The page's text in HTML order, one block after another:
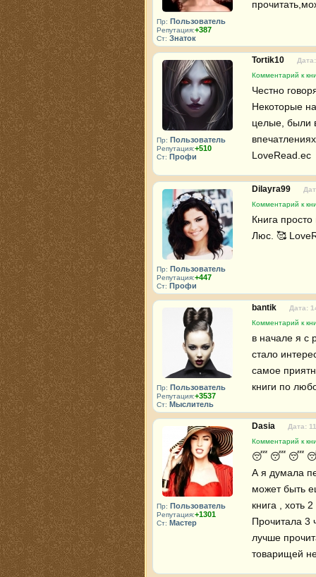
Пр: Пользователь
Репутация:+387
Ст: Знаток
Пр: Пользователь
Репутация:+510
Ст: Профи
Tortik10
Комментарий к
Честно
Некоторые
целые, были
LoveRead.ec
Пр: Пользователь
Репутация:+447
Ст: Профи
Dilayra99
Комментарий к
Книга
Люс. 🥰
Пр: Пользователь
Репутация:+3537
Ст: Мыслитель
bantik
Дата:
Комментарий к
в начале я с
стало
самое
книги по
Пр: Пользователь
Репутация:+1301
Ст: Мастер
Dasia
Дата:
Комментарий к
😴 😴 😴
А я думала
может быть
книга , хоть
Прочитала 3
лучше
товарищей